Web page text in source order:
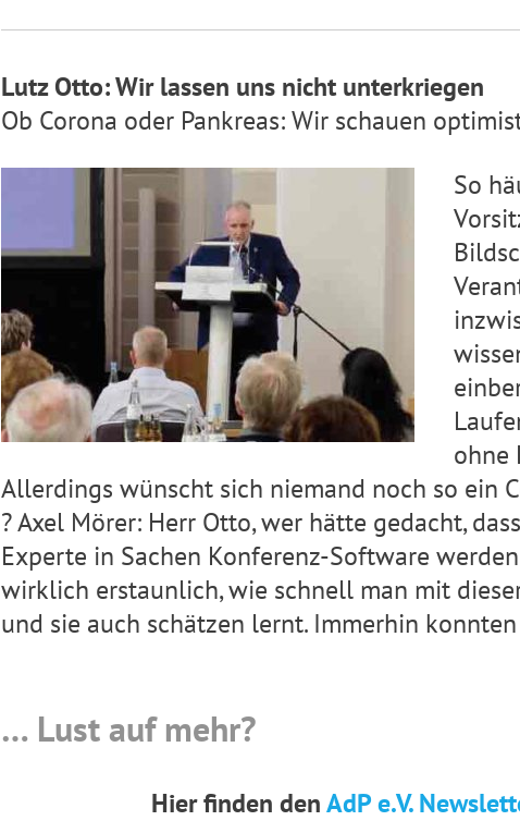
Lutz Otto: Wir lassen uns nicht unterkriegen
Ob Corona oder Pankreas: Wir schauen
So
ohne
Allerdings wünscht sich niemand noch so ein
? Axel Mörer: Herr Otto, wer hätte gedacht,
Experte in Sachen Konferenz-Software
wirklich erstaunlich, wie schnell man mit
und sie auch schätzen lernt. Immerhin
… Lust auf mehr?
Hier finden denAdP e.V.